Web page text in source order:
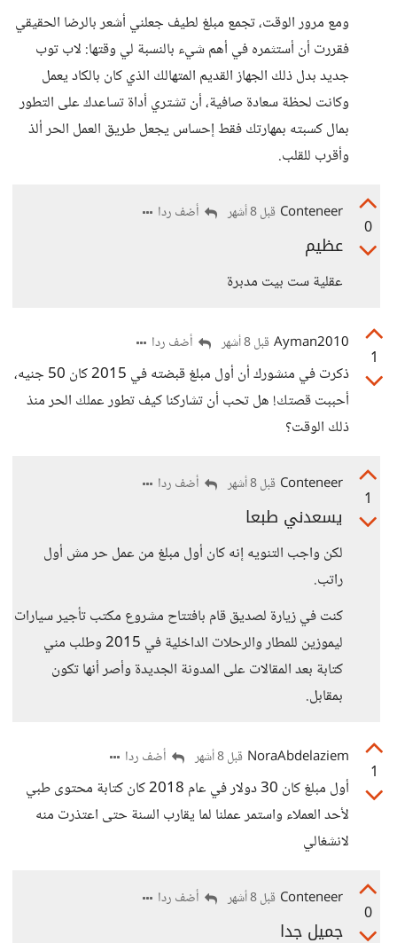
ومع مرور الوقت، تجمع مبلغ لطيف جعلني أشعر بالرضا الحقيقي
فقررت أن أستثمره في أهم شيء بالنسبة لي وقتها: لاب توب
جديد بدل ذلك الجهاز القديم المتهالك الذي كان بالكاد يعمل
وكانت لحظة سعادة صافية، أن تشتري أداة تساعدك على التطور
بمال كسبته بمهارتك فقط إحساس يجعل طريق العمل الحر ألذ
وأقرب للقلب.
0
Conteneer قبل 8 أشهر أضف ردا
عظيم
عقلية ست بيت مدبرة
1
Ayman2010 قبل 8 أشهر أضف ردا
ذكرت في منشورك أن أول مبلغ قبضته في 2015 كان 50 جنيه،
أحببت قصتك! هل تحب أن تشاركنا كيف تطور عملك الحر منذ
ذلك الوقت؟
1
Conteneer قبل 8 أشهر أضف ردا
يسعدني طبعا
لكن واجب التنويه إنه كان أول مبلغ من عمل حر مش أول
راتب.
كنت في زيارة لصديق قام بافتتاح مشروع مكتب تأجير سيارات
ليموزين للمطار والرحلات الداخلية في 2015 وطلب مني
كتابة بعد المقالات على المدونة الجديدة وأصر أنها تكون
بمقابل.
1
NoraAbdelaziem قبل 8 أشهر أضف ردا
أول مبلغ كان 30 دولار في عام 2018 كان كتابة محتوى طبي
لأحد العملاء واستمر عملنا لما يقارب السنة حتى اعتذرت منه
لانشغالي
0
Conteneer قبل 8 أشهر أضف ردا
جميل جدا